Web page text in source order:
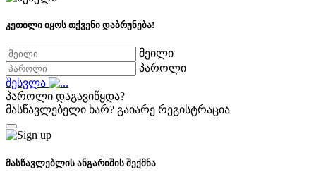
კეთილი იყოს თქვენი დაბრუნება!
მეილი
პაროლი
შესვლა
პაროლი დაგავიწყდა?
მასწავლებელი ხარ? გაიარე რეგისტრაცია
მასწავლებლის ანგარიშის შექმნა